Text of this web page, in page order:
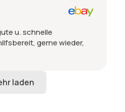
u. schnelle
gerne wieder,